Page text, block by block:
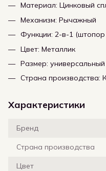
Материал: Цинковый
Механизм: Рычажный
Функции: 2-в-1
Цвет: Металлик
Размер: универсальный
Страна производства:
Характеристики
Бренд
Страна производства
Цвет